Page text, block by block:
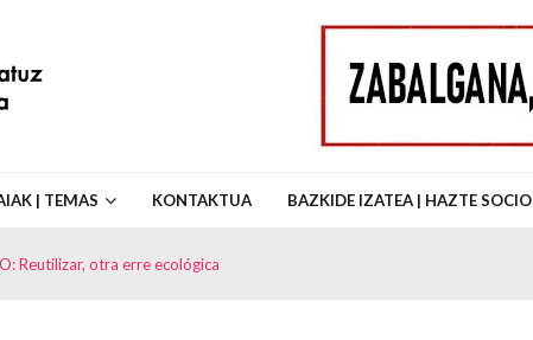
Zabalgana Batuz Auzo Elkartea
| TEMAS KONTAKTUA BAZKIDE IZATEA | HAZTE SOCIO
Reutilizar, otra erre ecológica